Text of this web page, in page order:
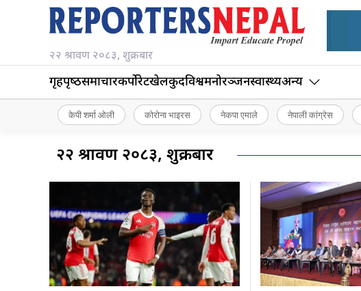
२२ श्रावण २०८३, शुक्रबार
गृहपृष्‍ठसमाचारकर्पोरेटखेलकुदविश्वमनोरञ्जनस्वास्थ्यअन्य
केपी शर्मा ओली कोरोना भाइरस नेकपा एमाले नेपाली कांग्रेस
२२ श्रावण २०८३, शुक्रबार